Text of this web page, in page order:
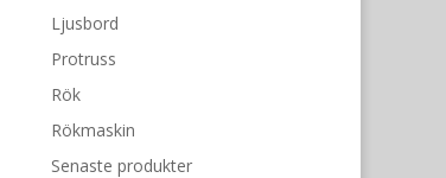
Ljusbord
Protruss
Rök
Rökmaskin
Senaste produkter